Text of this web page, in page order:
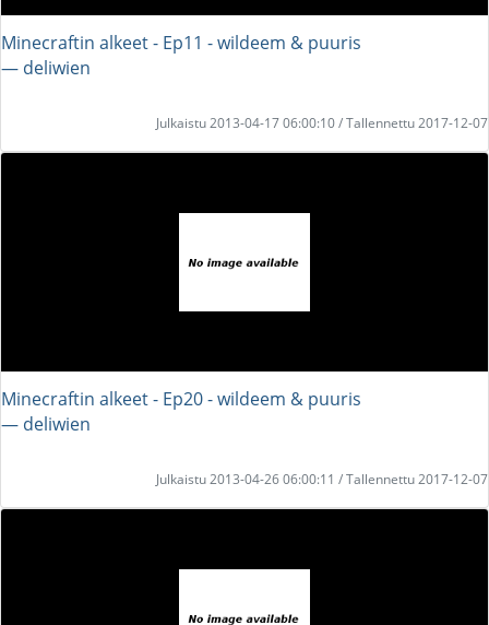
Minecraftin alkeet - Ep11 - wildeem & puuris
― deliwien
Julkaistu 2013-04-17 06:00:10 / Tallennettu 2017-12-07
Minecraftin alkeet - Ep20 - wildeem & puuris
― deliwien
Julkaistu 2013-04-26 06:00:11 / Tallennettu 2017-12-07